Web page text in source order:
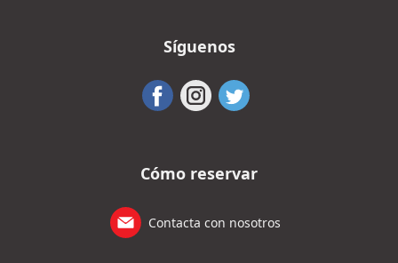
Síguenos
Cómo reservar
Contacta con nosotros